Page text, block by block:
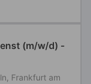
(m/w/d) -
Frankfurt am